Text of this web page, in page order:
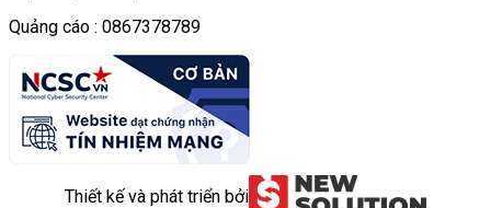
Quảng cáo : 0867378789
Thiết kế và phát triển bởi